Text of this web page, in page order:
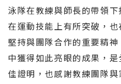
泳隊在教練與師長的帶領
在運動技能上有所突破，也
堅持與團隊合作的重要精
中獲得如此亮眼的成果，
佳證明，也感謝教練團隊